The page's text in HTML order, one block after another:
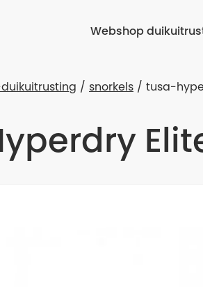
Webshop
snorkels tusa-